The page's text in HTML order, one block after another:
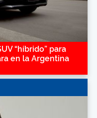
“híbrido” para
en la Argentina